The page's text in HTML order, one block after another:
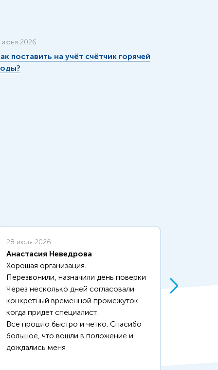
июня 2026
поставить на учёт счётчик горячей
28 июля 2026
Анастасия Неведрова
Хорошая организация.
Перезвонили, назначили день поверки
Через несколько дней согласовали
конкретный временной промежуток
когда придет специалист.
Все прошло быстро и четко. Спасибо
большое, что вошли в положение и
дождались меня